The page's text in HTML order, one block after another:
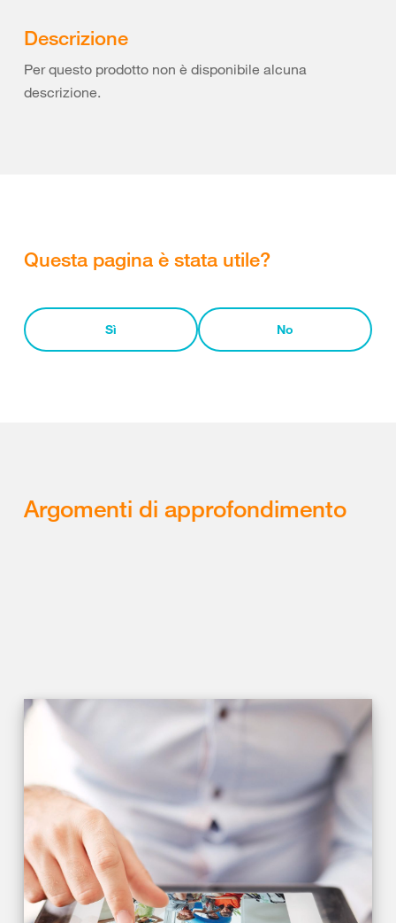
Descrizione
Per questo prodotto non è disponibile alcuna
descrizione.
Questa pagina è stata utile?
Sì No
Argomenti di approfondimento